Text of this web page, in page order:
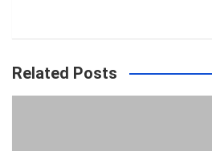
Related Posts